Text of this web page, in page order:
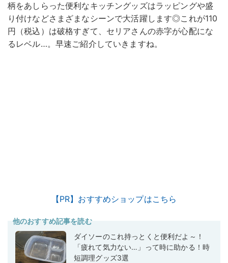
柄をあしらった便利なキッチングッズはラッピングや盛
り付けなどさまざまなシーンで大活躍します◎これが110
円（税込）は破格すぎて、セリアさんの赤字が心配にな
るレベル…。早速ご紹介していきますね。
【PR】おすすめショップはこちら
他のおすすめ記事を読む
ダイソーのこれ持っとくと便利だよ～！
「疲れて気力ない…」って時に助かる！時
短調理グッズ3選